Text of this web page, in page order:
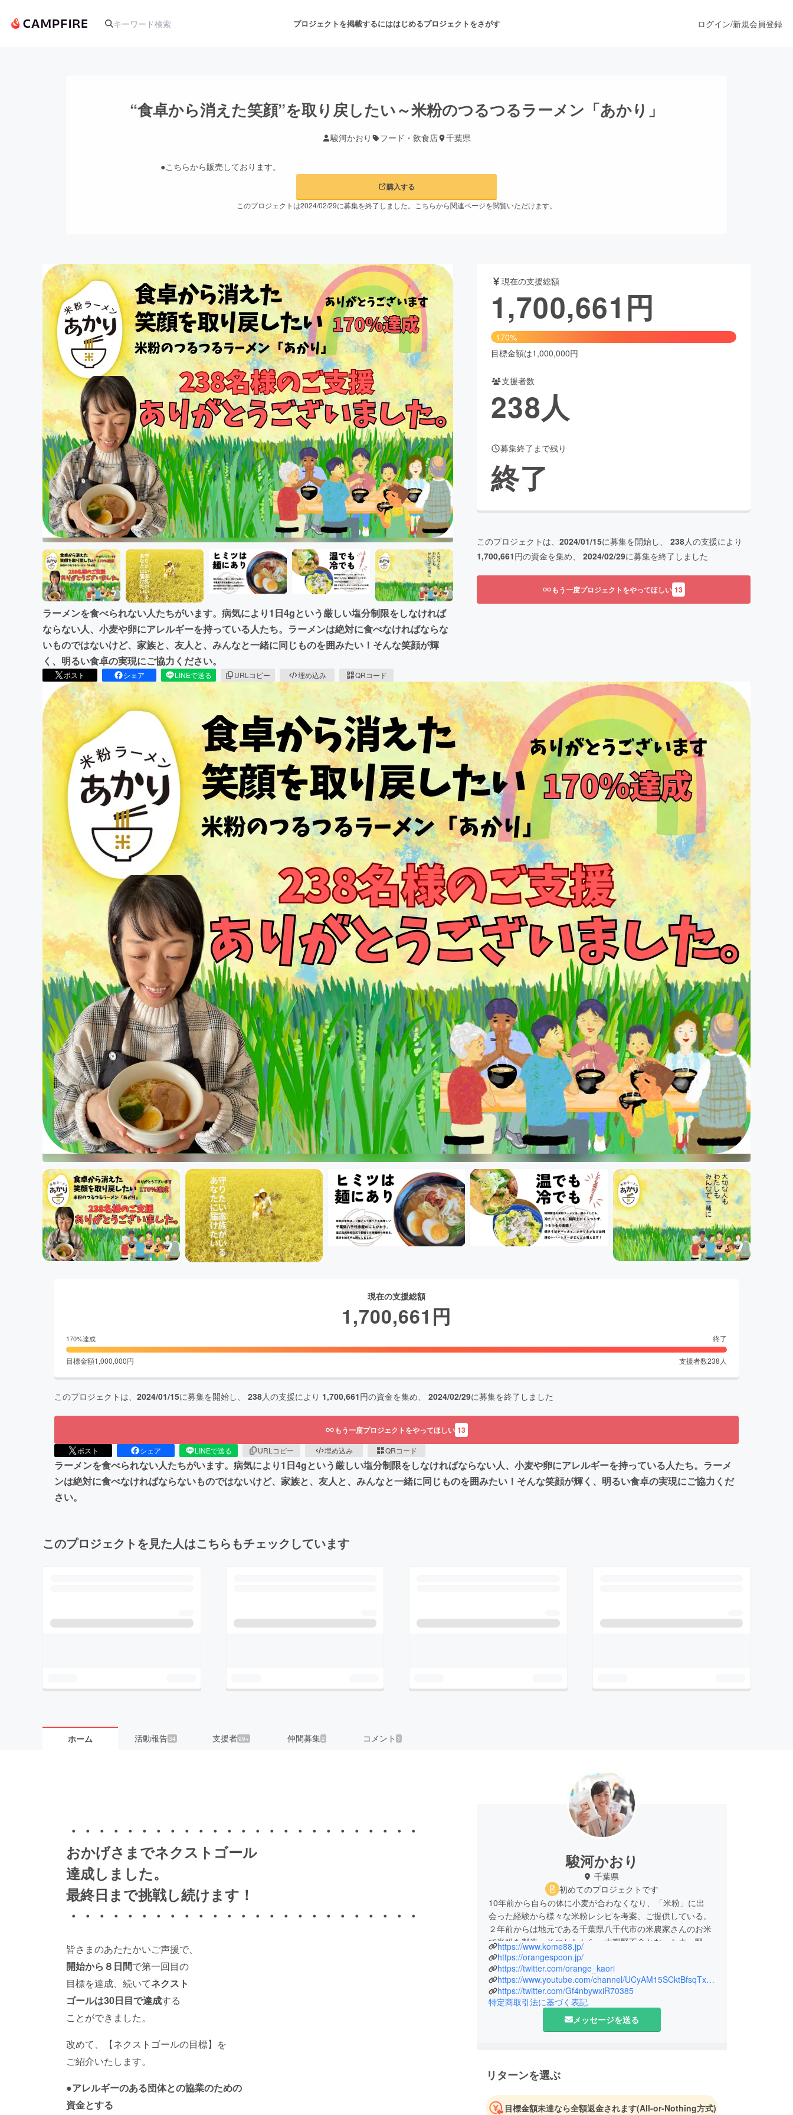
プロジェクトを掲載するにははじめるプロジェクトをさがす
人気のプロジェクト 注目のリターン 注目の新着プロジェクト 募集終了が近いプロジェクト もうすぐ公開されます
舞台・パフォーマンス
ゲーム・サービス開発 フード・飲食店
書籍・雑誌出版 アニメ・漫画
まちづくり・地域活性化
CAMPFIRE for Social GoodCAMPFIRE Creation
CAMPFIREふるさと納税machi-ya コミュニティ
ログイン/新規会員登録
“食卓から消えた笑顔”を取り戻したい～米粉のつるつるラーメン「あかり」
駿河かおり フード・飲食店 千葉県
購入する
このプロジェクトは2024/02/29に募集を終了しました。こちらから関連ページを閲覧いただけます。
ラーメンを食べられない人たちがいます。病気により1日4gという厳しい塩分制限をしなければ
ならない人、小麦や卵にアレルギーを持っている人たち。ラーメンは絶対に食べなければならな
いものではないけど、家族と、友人と、みんなと一緒に同じものを囲みたい！そんな笑顔が輝
く、明るい食卓の実現にご協力ください。
ポスト シェア LINEで送る URLコピー 埋め込み QRコード
現在の支援総額
1,700,661 円
170%
目標金額は1,000,000円
支援者数
238人
募集終了まで残り
終了
このプロジェクトは、 2024/01/15に募集を開始し、 238人の支援により
1,700,661円の資金を集め、 2024/02/29に募集を終了しました
もう一度プロジェクトをやってほしい 13
現在の支援総額
1,700,661 円
170%達成 終了
目標金額1,000,000円 支援者数238人
このプロジェクトは、 2024/01/15に募集を開始し、 238人の支援により 1,700,661円の資金を集め、 2024/02/29に募集を終了しました
もう一度プロジェクトをやってほしい 13
ポスト シェア LINEで送る URLコピー 埋め込み QRコード
ラーメンを食べられない人たちがいます。病気により1日4gという厳しい塩分制限をしなければならない人、小麦や卵にアレルギーを持っている人たち。ラーメ
ンは絶対に食べなければならないものではないけど、家族と、友人と、みんなと一緒に同じものを囲みたい！そんな笑顔が輝く、明るい食卓の実現にご協力くだ
さい。
このプロジェクトを見た人はこちらもチェックしています
ホーム 活動報告34 支援者99+ 仲間募集 2 コメント 1
・・・・・・・・・・・・・・・・・・・・・・・・・
おかげさまでネクストゴール
達成しました。
最終日まで挑戦し続けます！
・・・・・・・・・・・・・・・・・・・・・・・・・
皆さまのあたたかいご声援で、
開始から ８日間で第一回目の
目標を達成、続いてネクスト
ゴールは30日目で達成する
ことができました。
改めて、【ネクストゴールの目標】を
ご紹介いたします。
●アレルギーのある団体との協業のための
資金とする
駿河かおり
千葉県
初めてのプロジェクトです
10年前から自らの体に小麦が合わなくなり、「米粉」に出
会った経験から様々な米粉レシピを考案、ご提供している。
２年前からは地元である千葉県八千代市の米農家さんのお米
で米粉を製造。そのかたわら、末期腎不全となった夫へ腎臓
移植のために、ドナーとなった。その当時の厳しい食事制限
の辛さの体験から、患者さんとそのご家族が少しでも楽にな
るお手伝いをしたい思い、塩分２g米粉ラーメン「あかり」
の開発に挑戦している。
https://www.kome88.jp/
https://orangespoon.jp/
https://twitter.com/orange_kaori
https://www.youtube.com/channel/UCyAM15SCktBfsqTxk7HTbhA
https://twitter.com/Gf4nbywxiR70385
特定商取引法に基づく表記
メッセージを送る
リターンを選ぶ
目標金額未達なら全額返金されます(All-or-Nothing方式)